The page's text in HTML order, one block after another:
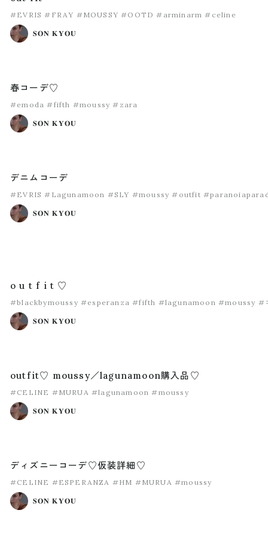
#EVRIS #FRAY #MOUSSY #OOTD #arminarm #celine
𝐒𝐎𝐍 𝐊𝐘𝐎𝐔
春コーデ♡
#emoda #fifth #moussy #zara
𝐒𝐎𝐍 𝐊𝐘𝐎𝐔
デニムコーデ
#EVRIS #Lagunamoon #SLY #moussy #outfit
𝐒𝐎𝐍 𝐊𝐘𝐎𝐔
o u t f i t ♡
#blackbymoussy #esperanza #fifth #lagunamoon #moussy #
𝐒𝐎𝐍 𝐊𝐘𝐎𝐔
outfit♡ moussy／lagunamoon購入品♡
#CELINE #MURUA #lagunamoon #moussy
𝐒𝐎𝐍 𝐊𝐘𝐎𝐔
ディズニーコーデ♡仮装詳細♡
#CELINE #ESPERANZA #HM #MURUA #moussy
𝐒𝐎𝐍 𝐊𝐘𝐎𝐔